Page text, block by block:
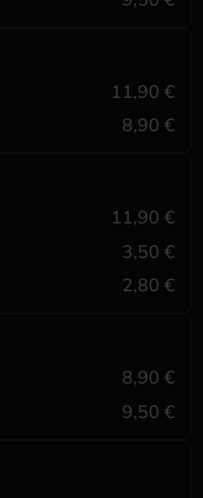
11,90 €
8,90 €
11,90 €
3,50 €
2,80 €
8,90 €
9,50 €